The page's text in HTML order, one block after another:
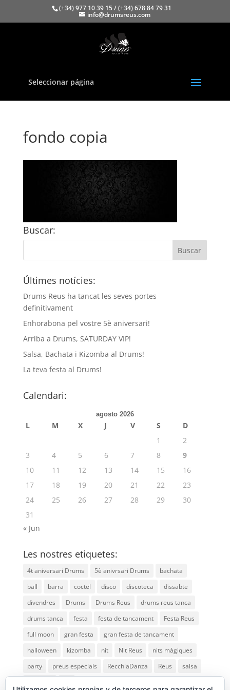
(+34) 977 10 39 15 / (+34) 678 84 79 31
info@drumsreus.com
Seleccionar página
fondo copia
Buscar:
Últimes notícies:
Drums Reus ha tancat les seves portes
definitivament
Enhorabona pel vostre 5è aniversari!
Arriba a Drums, SATURDAY VIP!
Salsa, Bachata i Kizomba al Drums!
La teva festa al Drums!
Calendari:
agosto 2026
L M X J V S
D
1
2
3
4 5 6 7 8
9
10
11 12 13 14 15
16
17
18 19 20 21 22
23
24
25 26 27 28 29
30
31
« Jun
Les nostres etiquetes:
4t aniversari Drums 5è anivrsari Drums
bachata
ball
barra coctel disco discoteca
dissabte
divendres
Drums Drums Reus
drums reus tanca
drums tanca
festa festa de tancament
Festa Reus
full moon
gran festa
gran festa de tancament
halloween
kizomba nit Nit Reus
nits màgiques
party
preus especials RecchiaDanza Reus
salsa